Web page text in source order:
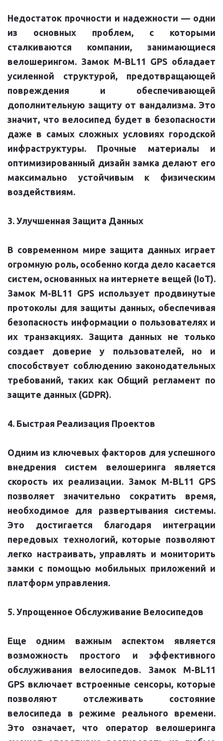
Недостаток прочности и надежности — одни
из основных проблем, с которыми
сталкиваются компании, занимающиеся
велошерингом. Замок M-BL11 GPS обладаeт
усиленной структурой, предотвращающей
повреждения и обеспечивающей
дополнительную защиту от вандализма. Это
значит, что велосипед будет в безопасности
даже в самых сложных условиях городской
инфраструктуры. Прочные материалы и
оптимизированный дизайн замка делают его
максимально устойчивым к физическим
воздействиям.
3. Улучшенная Защита Данных
В современном мире защита данных играет
огромную роль, особенно когда дело касается
систем, основанных на интернете вещей (IoT).
Замок M-BL11 GPS использует продвинутые
протоколы для защиты данных, обеспечивая
безопасность информации о пользователях и
их транзакциях. Защита данных не только
создает доверие у пользователей, но и
способствует соблюдению законодательных
требований, таких как Общий регламент по
защите данных (GDPR).
4. Быстрая Реализация Проектов
Одним из ключевых факторов для успешного
внедрения систем велошеринга является
скорость их реализации. Замок M-BL11 GPS
позволяет значительно сократить время,
необходимое для развертывания системы.
Это достигается благодаря интеграции
передовых технологий, которые позволяют
легко настраивать, управлять и мониторить
замки с помощью мобильных приложений и
платформ управления.
5. Упрощенное Обслуживание Велосипедов
Еще одним важным аспектом является
возможность простого и эффективного
обслуживания велосипедов. Замок M-BL11
GPS включает встроенные сенсоры, которые
позволяют отслеживать состояние
велосипеда в режиме реального времени.
Это означает, что оператор велошеринга